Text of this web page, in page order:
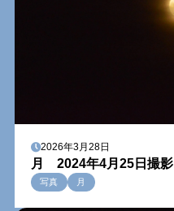
2026年3月28日
月 2024年4月25日撮影
写真 月